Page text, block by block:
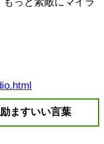
ますいい言葉